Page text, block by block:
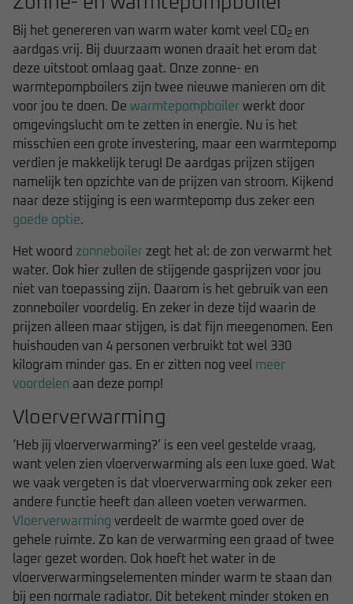
Bij het genereren van warm water komt veel CO2 en
aardgas vrij. Bij duurzaam wonen draait het erom dat
deze uitstoot omlaag gaat. Onze zonne- en
warmtepompboilers zijn twee nieuwe manieren om dit
voor jou te doen. De warmtepompboiler werkt door
omgevingslucht om te zetten in energie. Nu is het
misschien een grote investering, maar een warmtepomp
verdien je makkelijk terug! De aardgas prijzen stijgen
namelijk ten opzichte van de prijzen van stroom. Kijkend
naar deze stijging is een warmtepomp dus zeker een
goede optie.
Het woord zonneboiler zegt het al: de zon verwarmt het
water. Ook hier zullen de stijgende gasprijzen voor jou
niet van toepassing zijn. Daarom is het gebruik van een
zonneboiler voordelig. En zeker in deze tijd waarin de
prijzen alleen maar stijgen, is dat fijn meegenomen. Een
huishouden van 4 personen verbruikt tot wel 330
kilogram minder gas. En er zitten nog veel meer
voordelen aan deze pomp!
Vloerverwarming
‘Heb jij vloerverwarming?’ is een veel gestelde vraag,
want velen zien vloerverwarming als een luxe goed. Wat
we vaak vergeten is dat vloerverwarming ook zeker een
andere functie heeft dan alleen voeten verwarmen.
Vloerverwarming verdeelt de warmte goed over de
gehele ruimte. Zo kan de verwarming een graad of twee
lager gezet worden. Ook hoeft het water in de
vloerverwarmingselementen minder warm te staan dan
bij een normale radiator. Dit betekent minder stoken en